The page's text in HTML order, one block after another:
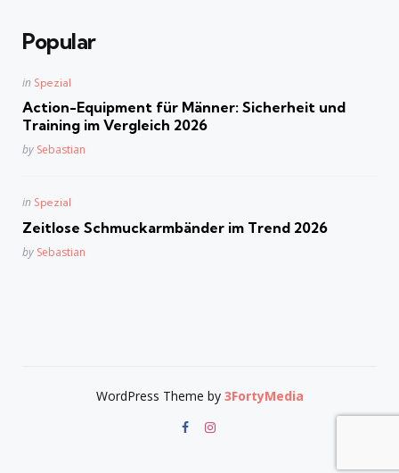
Popular
Posted
in Spezial
Action-Equipment für Männer: Sicherheit und
Training im Vergleich 2026
Posted
by Sebastian
Posted
in Spezial
Zeitlose Schmuckarmbänder im Trend 2026
Posted
by Sebastian
WordPress Theme by 3FortyMedia